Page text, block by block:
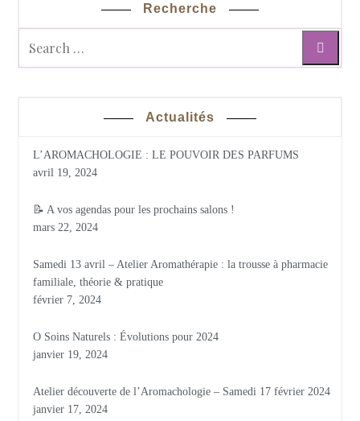
Recherche
Actualités
L’AROMACHOLOGIE : LE POUVOIR DES PARFUMS
avril 19, 2024
📝 A vos agendas pour les prochains salons !
mars 22, 2024
Samedi 13 avril – Atelier Aromathérapie : la trousse à pharmacie
familiale, théorie & pratique
février 7, 2024
O Soins Naturels : Évolutions pour 2024
janvier 19, 2024
Atelier découverte de l’Aromachologie – Samedi 17 février 2024
janvier 17, 2024